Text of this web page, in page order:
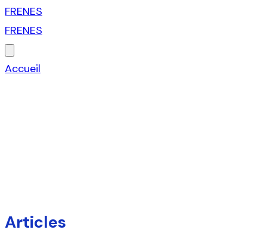
FRENES
FRENES
Accueil
Articles